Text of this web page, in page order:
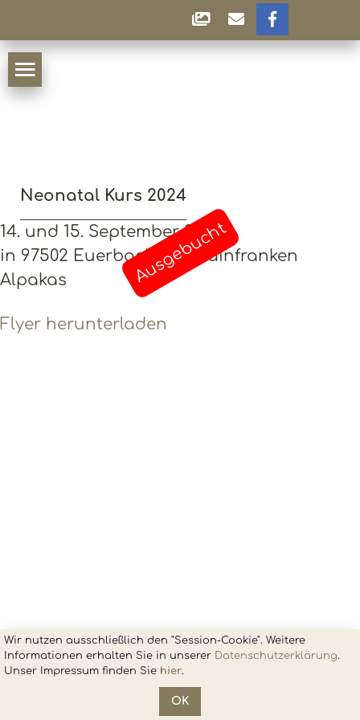
Wir nutzen ausschließlich den "Session-Cookie". Weitere
Informationen erhalten Sie in unserer Datenschutzerklärung.
Unser Impressum finden Sie hier.
OK
Neonatal Kurs 2024
14. und 15. September 2024
in 97502 Euerbach bei Mainfranken
Alpakas
Ausgebucht
Flyer herunterladen
•Datenschutz